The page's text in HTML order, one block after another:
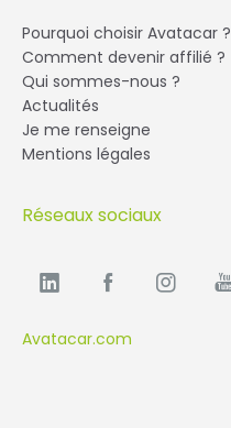
Pourquoi choisir Avatacar ?
Comment devenir affilié ?
Qui sommes-nous ?
Actualités
Je me renseigne
Mentions légales
Réseaux sociaux
Avatacar.com